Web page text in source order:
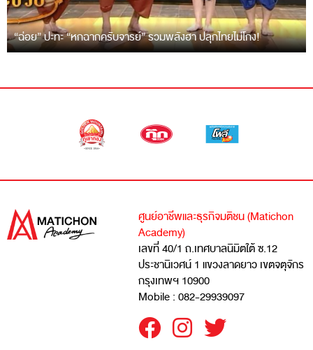
“ฉ่อย” ปะทะ “หกฉากครับจารย์” รวมพลังฮา ปลุกไทยไม่โกง!
ศูนย์อาชีพและธุรกิจมติชน (Matichon
Academy)
เลขที่ 40/1 ถ.เทศบาลนิมิตใต้ ซ.12
ประชานิเวศน์ 1 แขวงลาดยาว เขตจตุจักร
กรุงเทพฯ 10900
Mobile : 082-29939097